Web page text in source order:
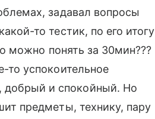
задавал вопросы
то тестик, по его итогу
можно понять за 30мин???
то успокоительное
и спокойный. Но
предметы, технику, пару